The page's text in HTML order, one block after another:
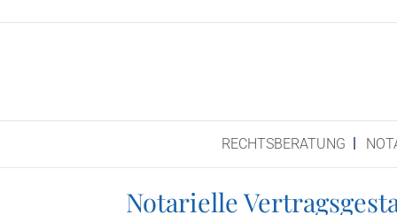
RECHTS­BE­RA­TUNG
Nota­ri­el­le